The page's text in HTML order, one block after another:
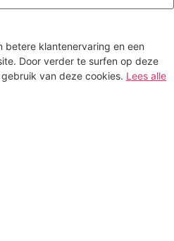
betere klantenervaring en een
Door verder te surfen op deze
van deze cookies. Lees alle